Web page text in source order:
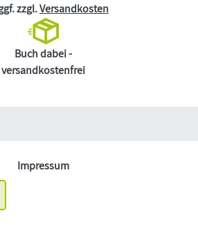
zzgl.Versandkosten
Buch dabei -
versandkostenfrei
Impressum